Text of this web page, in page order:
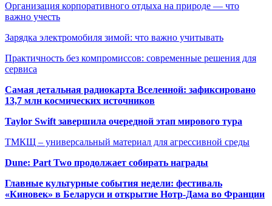
Организация корпоративного отдыха на природе — что
важно учесть
Зарядка электромобиля зимой: что важно учитывать
Практичность без компромиссов: современные решения для
сервиса
Самая детальная радиокарта Вселенной: зафиксировано
13,7 млн космических источников
Taylor Swift завершила очередной этап мирового тура
ТМКЩ – универсальный материал для агрессивной среды
Dune: Part Two продолжает собирать награды
Главные культурные события недели: фестиваль
«Киновек» в Беларуси и открытие Нотр-Дама во Франции